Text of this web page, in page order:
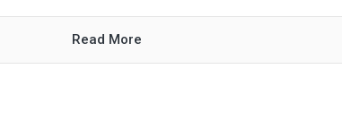
Read More